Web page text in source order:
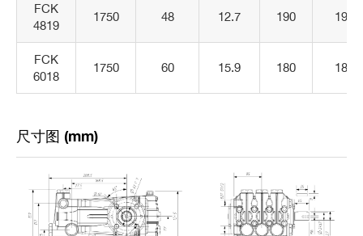
FCK
4819
1750 48 12.7 190 19
FCK
6018
1750 60 15.9 180 18
尺寸图 (mm)